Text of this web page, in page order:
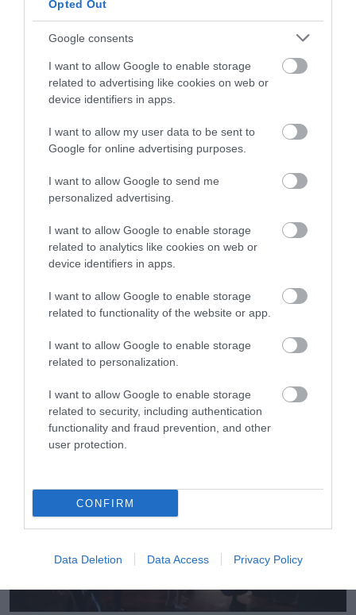
Opted Out
Google consents
I want to allow Google to enable storage
related to advertising like cookies on web or
device identifiers in apps.
I want to allow my user data to be sent to
Google for online advertising purposes.
I want to allow Google to send me
personalized advertising.
I want to allow Google to enable storage
related to analytics like cookies on web or
device identifiers in apps.
I want to allow Google to enable storage
related to functionality of the website or app.
I want to allow Google to enable storage
related to personalization.
I want to allow Google to enable storage
related to security, including authentication
functionality and fraud prevention, and other
user protection.
CONFIRM
Data Deletion Data Access Privacy Policy
07.08.2026
Παγκόσμια Ημέρα Μπύρας: Η ιστορία της
03.08.2026
Το «τρικ» για να γεμίσετε εύκολα τις
παγοθήκες με νερό